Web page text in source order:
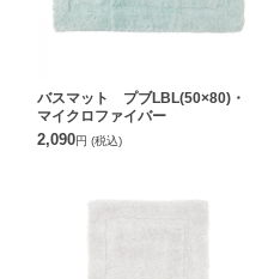
バスマット プブLBL(50×80)・
マイクロファイバー
2,090円 (税込)